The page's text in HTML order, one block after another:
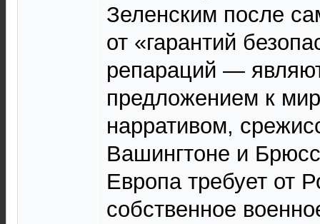
Зеленским после
от «гарантий
репараций —
предложением к
нарративом,
Вашингтоне и
Европа требует от
собственное